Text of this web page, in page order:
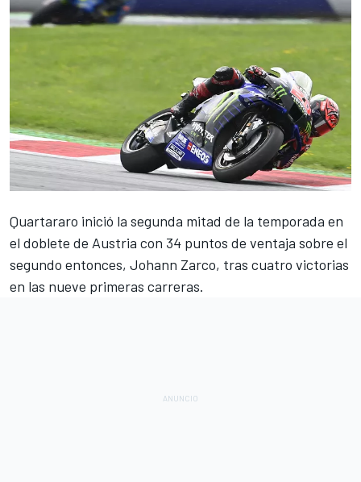
Quartararo inició la segunda mitad de la temporada en
el doblete de Austria con 34 puntos de ventaja sobre el
segundo entonces, Johann Zarco, tras cuatro victorias
en las nueve primeras carreras.